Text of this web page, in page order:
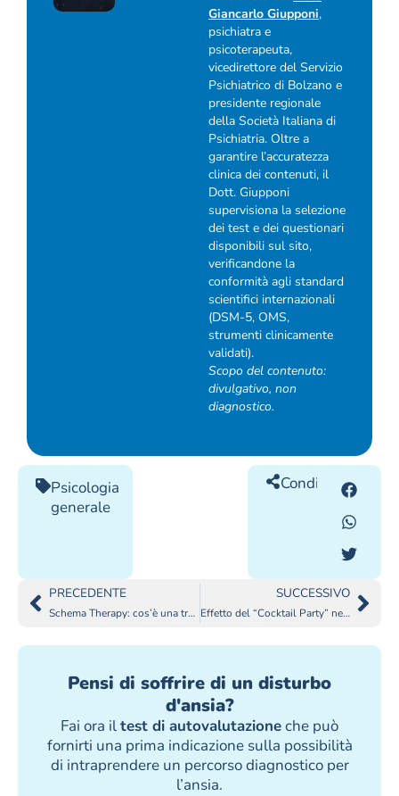
Giancarlo Giupponi,
psichiatra e
psicoterapeuta,
vicedirettore del Servizio
Psichiatrico di Bolzano e
presidente regionale
della Società Italiana di
Psichiatria. Oltre a
garantire l’accuratezza
clinica dei contenuti, il
Dott. Giupponi
supervisiona la selezione
dei test e dei questionari
disponibili sul sito,
verificandone la
conformità agli standard
scientifici internazionali
(DSM-5, OMS,
strumenti clinicamente
validati).
Scopo del contenuto:
divulgativo, non
diagnostico.
Psicologia
generale
Condividilo
PRECEDENTE
Schema Therapy: cos’è una trappola cognitiva?
SUCCESSIVO
Effetto del “Cocktail Party” nell’ADHD
Pensi di soffrire di un disturbo
d'ansia?
Fai ora iltest di autovalutazioneche può
fornirti una prima indicazione sulla possibilità
di intraprendere un percorso diagnostico per
l’ansia.